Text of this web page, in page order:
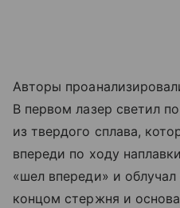
Авторы
В первом лазер светил
из твердого сплава,
впереди по ходу
«шел впереди» и
концом стержня и